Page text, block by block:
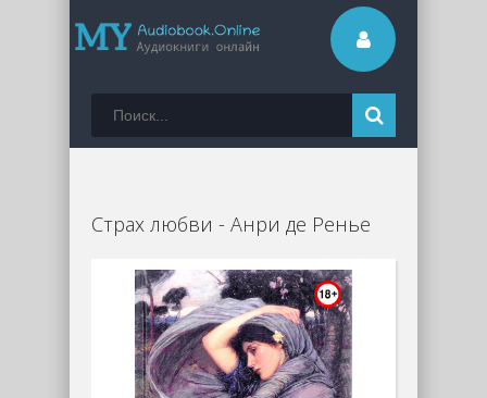
Страх любви - Анри де Ренье